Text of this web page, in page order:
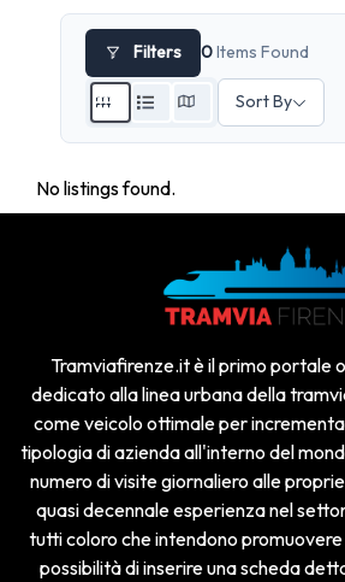
Filters 0Items Found
Sort By
No listings found.
Tramviafirenze.it è il primo portale
dedicato alla linea urbana della
come veicolo ottimale per
tipologia di azienda all'interno del
numero di visite giornaliero alle
quasi decennale esperienza nel
tutti coloro che intendono
possibilità di inserire una scheda